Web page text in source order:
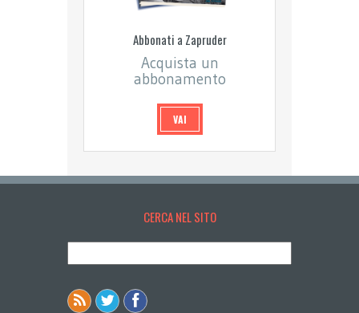
Abbonati a Zapruder
Acquista un
abbonamento
VAI
CERCA NEL SITO